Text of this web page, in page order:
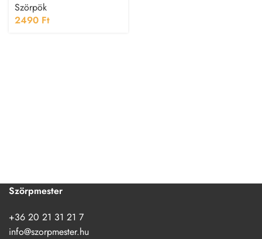
Szörpök
2490 Ft
Szörpmester
+36 20 21 31 21 7
info@szorpmester.hu